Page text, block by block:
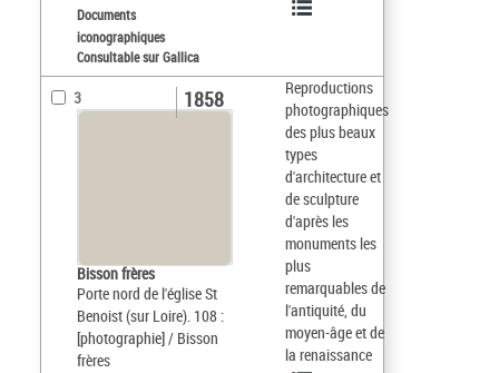
Documents
iconographiques
Consultable sur Gallica
3
Bisson frères
Porte nord de l'église St
Benoist (sur Loire). 108 :
[photographie] / Bisson
frères
1858
Reproductions
photographiques
des plus beaux
types
d'architecture et
de sculpture
d'après les
monuments les
plus
remarquables de
l'antiquité, du
moyen-âge et de
la renaissance